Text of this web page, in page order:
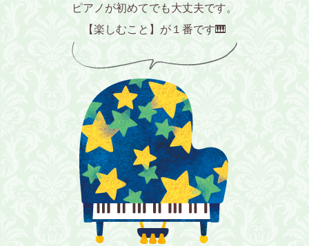
ピアノが初めてでも大丈夫です。
【楽しむこと】が１番です🎹